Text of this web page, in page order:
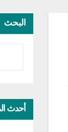
البحث
أحدث